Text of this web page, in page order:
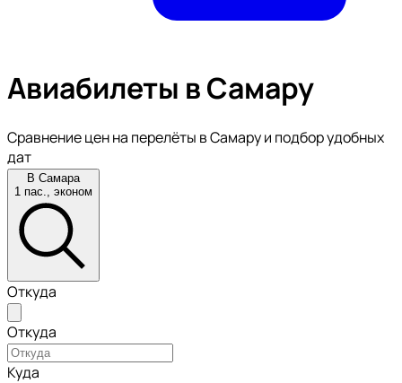
Авиабилеты в Самару
Сравнение цен на перелёты в Самару и подбор удобных
дат
В Самара
1 пас., эконом
Откуда
Откуда
Куда